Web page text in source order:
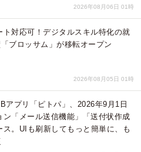
2026年08月06日 01時
ト対応可！デジタルスキル特化の就
ブロッサム」が移転オープン
2026年08月05日 01時
アプリ「ピトパ」、2026年9月1日
ン「メール送信機能」「送付状作成
ス。UIも刷新してもっと簡単に、も